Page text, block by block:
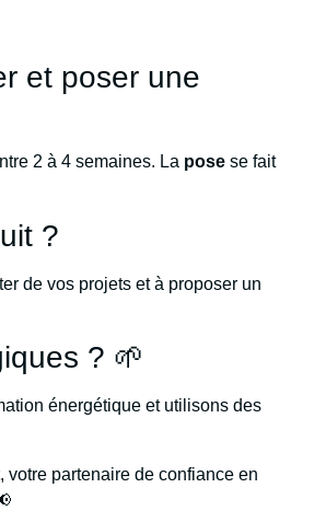
et poser une
2 à 4 semaines. La pose se fait
?
de vos projets et à proposer un
? 🌱
énergétique et utilisons des
, votre partenaire de confiance en